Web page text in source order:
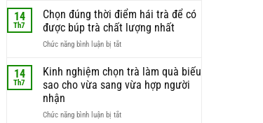
trà
non
–
lý
phần
nguyên
liệu
luôn
14
Th7
Chọn đúng thời điểm hái trà để có
được búp trà chất lượng nhất
Chức năng bình luận bị tắtở
đúng
thời
điểm
trà
14
Th7
Kinh nghiệm chọn trà làm quà biếu
sao cho vừa sang vừa hợp người
nhận
Chức năng bình luận bị tắtở